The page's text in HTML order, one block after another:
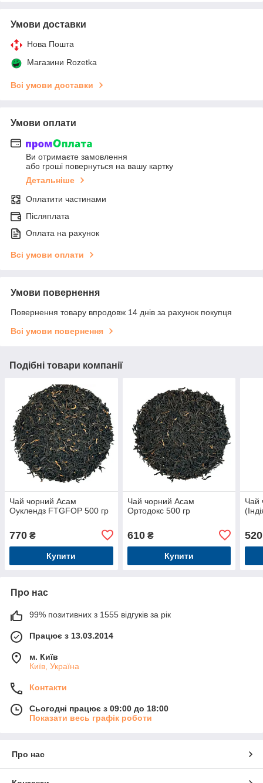
Умови доставки
Нова Пошта
Магазини Rozetka
Всі умови доставки
Умови оплати
Ви отримаєте замовлення
або гроші повернуться на вашу картку
Детальніше
Оплатити частинами
Післяплата
Оплата на рахунок
Всі умови оплати
Умови повернення
Повернення товару впродовж 14 днів за рахунок покупця
Всі умови повернення
Подібні товари компанії
Чай чорний Асам
Оуклендз FTGFOP 500 гр
770 ₴
Купити
Чай чорний Асам
Ортодокс 500 гр
610₴
Купити
Чай
520
Про нас
99% позитивних з 1555 відгуків за рік
Працює з 13.03.2014
м. Київ
Київ, Україна
Контакти
Сьогодні працює з 09:00 до 18:00
Показати весь графік роботи
Про нас